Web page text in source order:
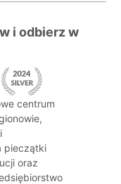
i odbierz w
centrum
pieczątki
oraz